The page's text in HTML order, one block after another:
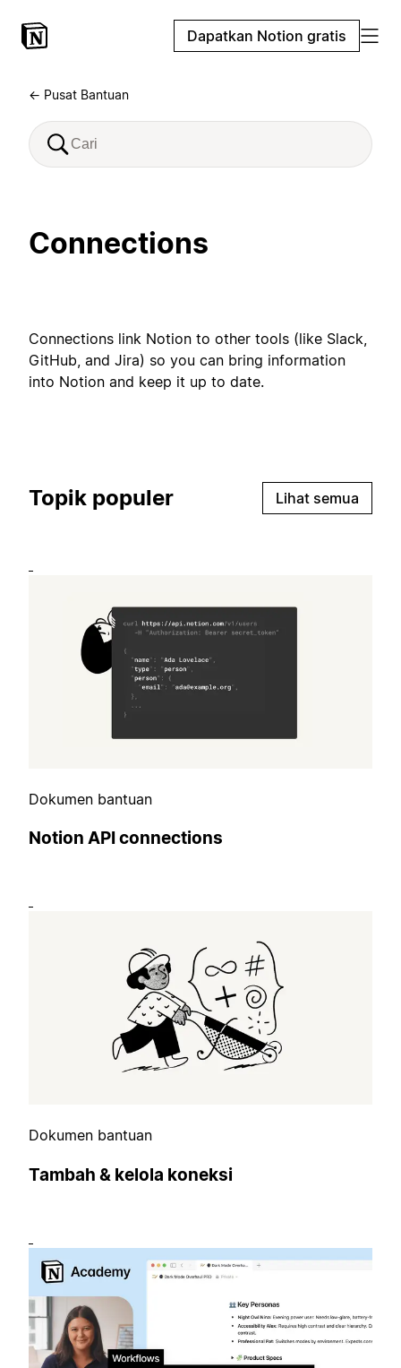
Dapatkan Notion gratis
← Pusat Bantuan
Connections
Connections link Notion to other tools (like Slack,
GitHub, and Jira) so you can bring information
into Notion and keep it up to date.
Topik populer Lihat semua
Dokumen bantuan
Notion API connections
Dokumen bantuan
Tambah & kelola koneksi